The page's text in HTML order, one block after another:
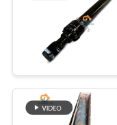
গোপনীয়তা
নীতি